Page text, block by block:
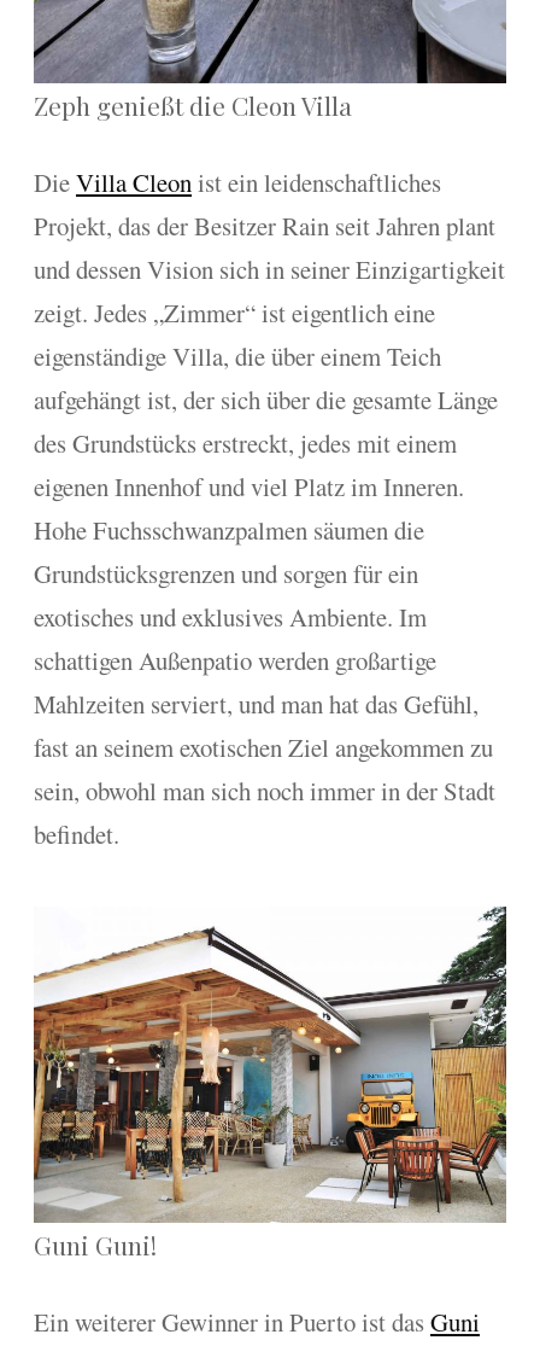
Zeph genießt die Cleon Villa
DieVilla Cleonist ein leidenschaftliches
Projekt, das der Besitzer Rain seit Jahren plant
und dessen Vision sich in seiner Einzigartigkeit
zeigt. Jedes „Zimmer“ ist eigentlich eine
eigenständige Villa, die über einem Teich
aufgehängt ist, der sich über die gesamte Länge
des Grundstücks erstreckt, jedes mit einem
eigenen Innenhof und viel Platz im Inneren.
Hohe Fuchsschwanzpalmen säumen die
Grundstücksgrenzen und sorgen für ein
exotisches und exklusives Ambiente. Im
schattigen Außenpatio werden großartige
Mahlzeiten serviert, und man hat das Gefühl,
fast an seinem exotischen Ziel angekommen zu
sein, obwohl man sich noch immer in der Stadt
befindet.
Guni Guni!
Ein weiterer Gewinner in Puerto ist dasGuni